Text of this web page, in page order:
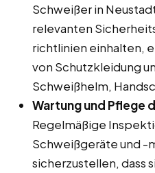
Schweißer in
relevanten
richtlinien einhalten,
von Schutzkleidung
Schweißhelm,
Wartung und Pflege
Regelmäßige
Schweißgeräte und -
sicherzustellen, dass